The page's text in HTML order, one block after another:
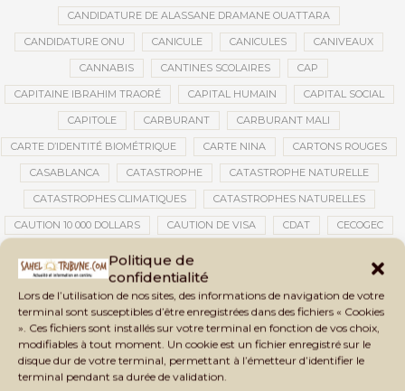
Politique de
confidentialité
Lors de l’utilisation de nos sites, des informations de navigation de votre
terminal sont susceptibles d’être enregistrées dans des fichiers « Cookies
». Ces fichiers sont installés sur votre terminal en fonction de vos choix,
modifiables à tout moment. Un cookie est un fichier enregistré sur le
disque dur de votre terminal, permettant à l’émetteur d’identifier le
terminal pendant sa durée de validation.
CANDIDATURE DE ALASSANE DRAMANE OUATTARA
CANDIDATURE ONU CANICULE CANICULES CANIVEAUX
CANNABIS CANTINES SCOLAIRES CAP
CAPITAINE IBRAHIM TRAORÉ CAPITAL HUMAIN CAPITAL SOCIAL
CAPITOLE CARBURANT CARBURANT MALI
CARTE D’IDENTITÉ BIOMÉTRIQUE CARTE NINA CARTONS ROUGES
CASABLANCA CATASTROPHE CATASTROPHE NATURELLE
CATASTROPHES CLIMATIQUES CATASTROPHES NATURELLES
CAUTION 10 000 DOLLARS CAUTION DE VISA CDAT CECOGEC
CEMAPI CEN-SNESUP
CENTRAFRIQUE CENTRALE SOLAIRE
CENTRALE SOLAIRE DE SANANKOROBA CENTRALES SOLAIRES
CENTRE D'INTELLIGENCE ARTIFICIELLE
CENTRE DE SANTÉ COMMUNAUTAIRE